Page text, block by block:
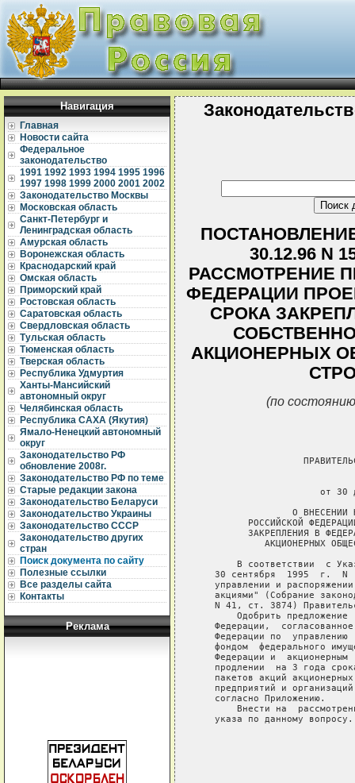
Навигация
Главная
Новости сайта
Федеральное
законодательство
1991 1992 1993 1994 1995 1996
1997 1998 1999 2000 2001 2002
Законодательство Москвы
Московская область
Санкт-Петербург и
Ленинградская область
Амурская область
Воронежская область
Краснодарский край
Омская область
Приморский край
Ростовская область
Саратовская область
Свердловская область
Тульская область
Тюменская область
Тверская область
Республика Удмуртия
Ханты-Мансийский
автономный округ
Челябинская область
Республика САХА (Якутия)
Ямало-Ненецкий автономный
округ
Законодательство РФ
обновление 2008г.
Законодательство РФ по теме
Старые редакции закона
Законодательство Беларуси
Законодательство Украины
Законодательство СССР
Законодательство других
стран
Поиск документа по сайту
Полезные ссылки
Все разделы сайта
Контакты
Реклама
30.12.96 N
РАССМОТРЕНИЕ
ФЕДЕРАЦИИ
СРОКА
АКЦИОНЕРНЫХ
(по